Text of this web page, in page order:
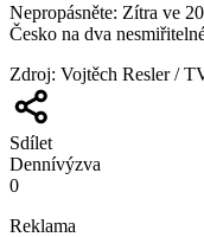
Nepropásněte: Zítra ve
Česko na dva
Zdroj: Vojtěch Resler /
Sdílet
Dennívýzva
0
Reklama